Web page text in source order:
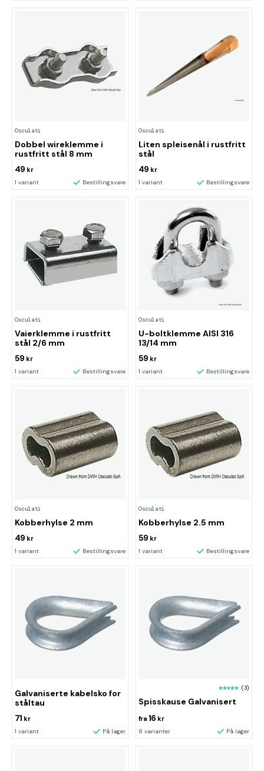
Osculati
Dobbel wireklemme i
rustfritt stål 8 mm
49 kr
1 variant Bestillingsvare
Osculati
Liten spleisenål i rustfritt
stål
49 kr
1 variant Bestillingsvare
Osculati
Vaierklemme i rustfritt
stål 2/6 mm
59 kr
1 variant Bestillingsvare
Osculati
U-boltklemme AISI 316
13/14 mm
59 kr
1 variant Bestillingsvare
Osculati
Kobberhylse 2 mm
49 kr
1 variant Bestillingsvare
Osculati
Kobberhylse 2.5 mm
59 kr
1 variant Bestillingsvare
Galvaniserte kabelsko for
ståltau
71 kr
1 variant På lager
(3)
Spisskause Galvanisert
fra 16 kr
8 varianter På lager